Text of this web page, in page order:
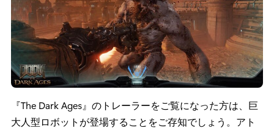
『The Dark Ages』のトレーラーをご覧になった方は、巨
大人型ロボットが登場することをご存知でしょう。アト